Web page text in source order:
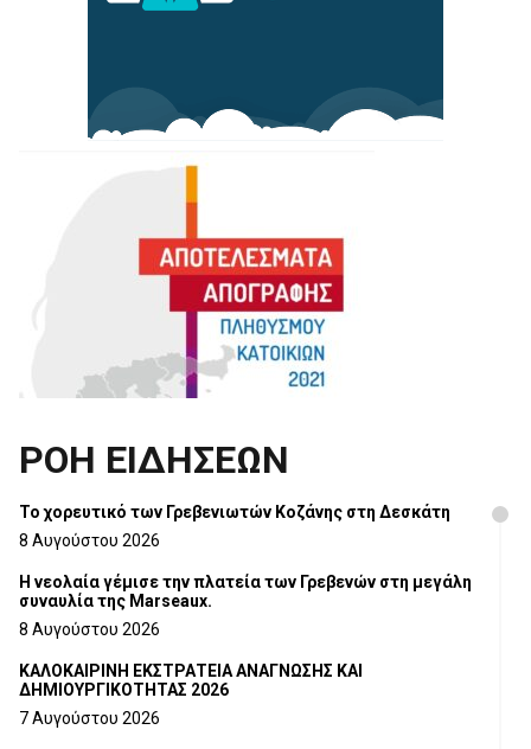
ΡΟΗ ΕΙΔΗΣΕΩΝ
Το χορευτικό των Γρεβενιωτών Κοζάνης στη Δεσκάτη
8 Αυγούστου 2026
Η νεολαία γέμισε την πλατεία των Γρεβενών στη μεγάλη
συναυλία της Marseaux.
8 Αυγούστου 2026
ΚΑΛΟΚΑΙΡΙΝΗ ΕΚΣΤΡΑΤΕΙΑ ΑΝΑΓΝΩΣΗΣ ΚΑΙ
ΔΗΜΙΟΥΡΓΙΚΟΤΗΤΑΣ 2026
7 Αυγούστου 2026